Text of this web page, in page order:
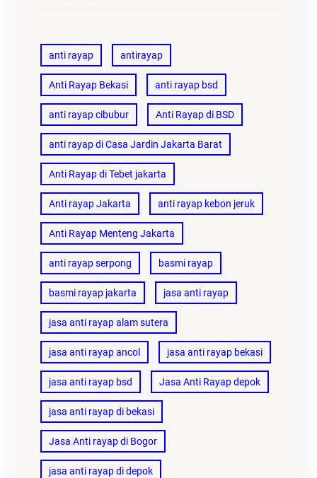
anti rayap antirayap
Anti Rayap Bekasi anti rayap bsd
anti rayap cibubur Anti Rayap di BSD
anti rayap di Casa Jardin Jakarta Barat
Anti Rayap di Tebet jakarta
Anti rayap Jakarta anti rayap kebon jeruk
Anti Rayap Menteng Jakarta
anti rayap serpong basmi rayap
basmi rayap jakarta jasa anti rayap
jasa anti rayap alam sutera
jasa anti rayap ancol jasa anti rayap bekasi
jasa anti rayap bsd Jasa Anti Rayap depok
jasa anti rayap di bekasi
Jasa Anti rayap di Bogor
jasa anti rayap di depok